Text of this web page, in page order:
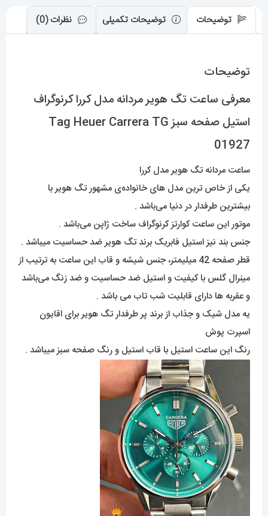
Carrera
TG
عدد
توضیحات توضیحات تکمیلی نظرات (0)
توضیحات
معرفی ساعت تگ هویر مردانه مدل کررا کرنوگراف
استیل صفحه سبز Tag Heuer Carrera TG
01927
ساعت مردانه تگ هویر مدل کررا
یکی از خاص ترین مدل های خانواده‌ی مشهور تگ هویر با
بیشترین طرفدار در دنیا می‌باشد .
موتور این ساعت کوارتز کرنوگراف ساخت ژاپن می‌باشد .
جنس بند نیز استیل فابریک برند تگ هویر ضد حساسیت میباشد .
قطر صفحه 42 میلیمتر، جنس شیشه و قاب این ساعت به ترتیب از
مینرال گلس با کیفیت و استیل ضد حساسیت و ضد زنگ می‌باشد
و عقربه ها دارای قابلیت شب تاب می باشد .
یه مدل شیک و جذاب از برند پر طرفدار تگ هویر برای اقایون
اسپرت پوش
رنگ این ساعت استیل با قاب استیل و رنگ صفحه سبز میباشد .